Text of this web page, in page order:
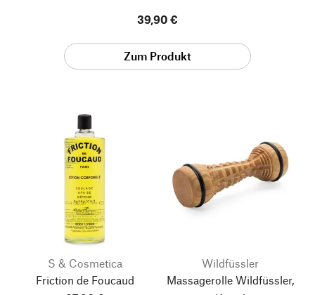
39,90 €
Zum Produkt
S & Cosmetica
Friction de Foucaud
Wildfüssler
Massagerolle Wildfüssler,